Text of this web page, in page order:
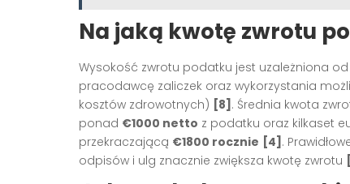
Na jaką kwotę zwrotu
Wysokość zwrotu podatku jest uzależniona
pracodawcę zaliczek oraz wykorzystania
kosztów zdrowotnych) [8] . Średnia kwota
ponad €1000 netto z podatku oraz kilkaset
przekraczającą €1800 rocznie [4] .
odpisów i ulg znacznie zwiększa kwotę zwrotu